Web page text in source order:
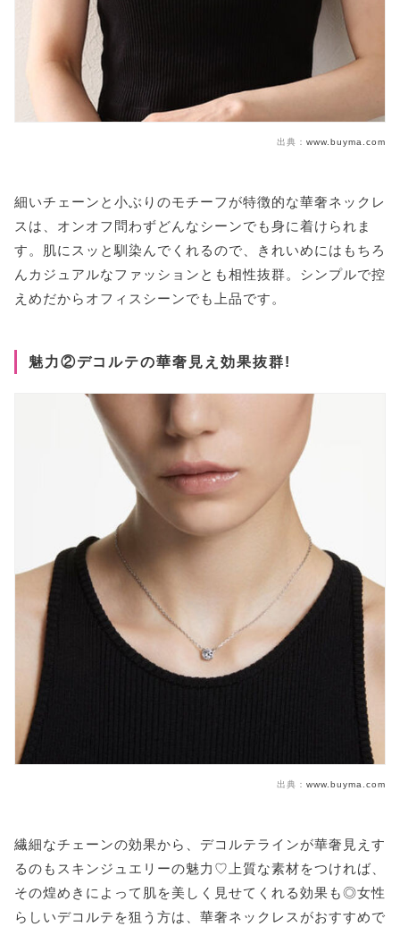
【40代・50代】おすすめな華奢ネックレス
華奢ネックレスの大人向け重ね付けテクニック
よくある質問|Q&A
華奢なチェーンはちぎれやすい?
金属アレルギーでもつけっぱなしにできる素材はど
運命の華奢ネックレスを見つけよう
出典： www.buyma.com
細いチェーンと小ぶりのモチーフが特徴的な華奢ネックレ
スは、オンオフ問わずどんなシーンでも身に着けられま
す。肌にスッと馴染んでくれるので、きれいめにはもちろ
んカジュアルなファッションとも相性抜群。シンプルで控
えめだからオフィスシーンでも上品です。
魅力②デコルテの華奢見え効果抜群!
出典： www.buyma.com
繊細なチェーンの効果から、デコルテラインが華奢見えす
るのもスキンジュエリーの魅力♡上質な素材をつければ、
その煌めきによって肌を美しく見せてくれる効果も◎女性
らしいデコルテを狙う方は、華奢ネックレスがおすすめで